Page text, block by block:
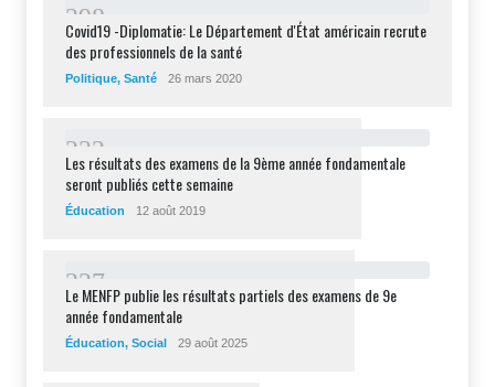
298
Covid19 -Diplomatie: Le Département d'État américain recrute
des professionnels de la santé
Politique, Santé 26 mars 2020
232
Les résultats des examens de la 9ème année fondamentale
seront publiés cette semaine
Éducation 12 août 2019
227
Le MENFP publie les résultats partiels des examens de 9e
année fondamentale
Éducation, Social 29 août 2025